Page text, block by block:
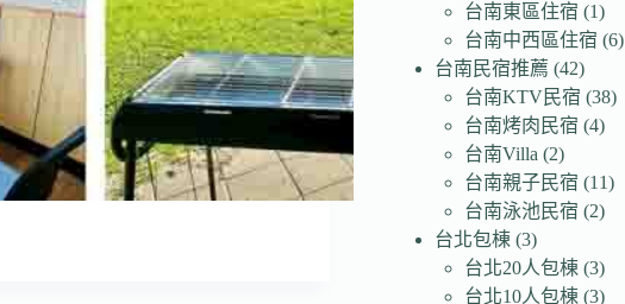
台南東區住宿 (1)
台南中西區住宿 (6)
台南民宿推薦 (42)
台南KTV民宿 (38)
台南烤肉民宿 (4)
台南Villa (2)
台南親子民宿 (11)
台南泳池民宿 (2)
台北包棟 (3)
台北20人包棟 (3)
台北10人包棟 (3)